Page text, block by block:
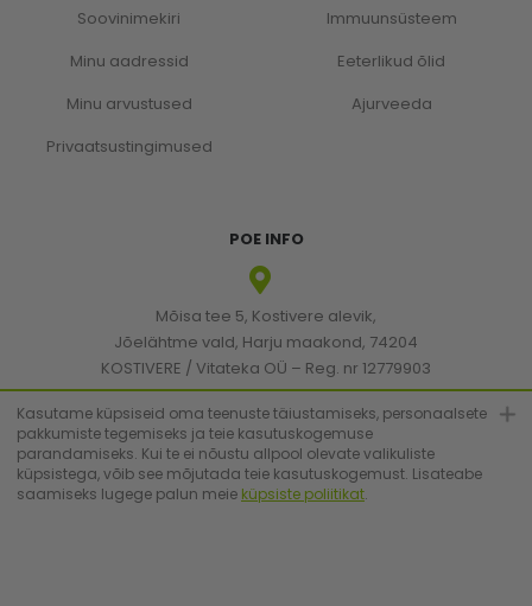
Soovinimekiri
Minu aadressid
Minu arvustused
Privaatsustingimused
Immuunsüsteem
Eeterlikud õlid
Ajurveeda
POE INFO
Mõisa tee 5, Kostivere alevik,
Jõelähtme vald, Harju maakond, 74204
KOSTIVERE / Vitateka OÜ – Reg. nr 12779903
KMKR: EE101830894
[email protected]
Kasutame küpsiseid oma teenuste täiustamiseks, personaalsete
pakkumiste tegemiseks ja teie kasutuskogemuse
parandamiseks. Kui te ei nõustu allpool olevate valikuliste
küpsistega, võib see mõjutada teie kasutuskogemust. Lisateabe
saamiseks lugege palun meie küpsiste poliitikat.